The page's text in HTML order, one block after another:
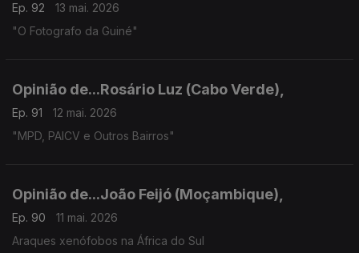
Ep. 92
13 mai. 2026
"O Fotografo da Guiné"
Opinião de...Rosário Luz (Cabo Verde),
Ep. 91
12 mai. 2026
"MPD, PAICV e Outros Bairros"
Opinião de...João Feijó (Moçambique),
Ep. 90
11 mai. 2026
Araques xenófobos na África do Sul